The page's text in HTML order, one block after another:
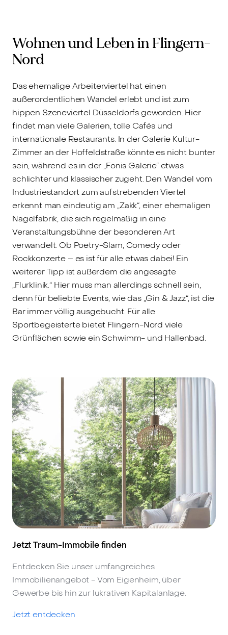
Flingern-Nord
Wohnen und Leben in Flingern-
Nord
Das ehemalige Arbeiterviertel hat einen
außerordentlichen Wandel erlebt und ist zum
hippen Szeneviertel Düsseldorfs geworden. Hier
findet man viele Galerien, tolle Cafés und
internationale Restaurants. In der Galerie Kultur-
Zimmer an der Hoffeldstraße könnte es nicht bunter
sein, während es in der „Fonis Galerie“ etwas
schlichter und klassischer zugeht. Den Wandel vom
Industriestandort zum aufstrebenden Viertel
erkennt man eindeutig am „Zakk“, einer ehemaligen
Nagelfabrik, die sich regelmäßig in eine
Veranstaltungsbühne der besonderen Art
verwandelt. Ob Poetry-Slam, Comedy oder
Rockkonzerte – es ist für alle etwas dabei! Ein
weiterer Tipp ist außerdem die angesagte
„Flurklinik.“ Hier muss man allerdings schnell sein,
denn für beliebte Events, wie das „Gin & Jazz“, ist die
Bar immer völlig ausgebucht. Für alle
Sportbegeisterte bietet Flingern-Nord viele
Grünflächen sowie ein Schwimm- und Hallenbad.
Jetzt Traum-Immobile finden
Entdecken Sie unser umfangreiches
Immobilienangebot - Vom Eigenheim, über
Gewerbe bis hin zur lukrativen Kapitalanlage.
Jetzt entdecken